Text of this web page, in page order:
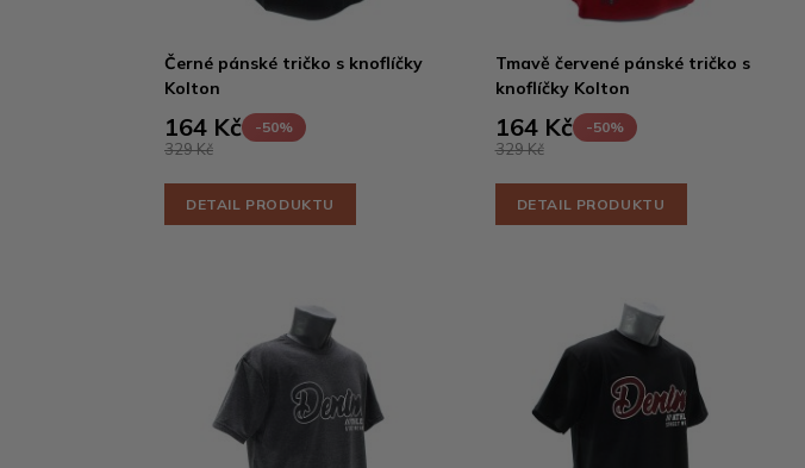
Černé pánské tričko s knoflíčky
Kolton
164 Kč -50%
329 Kč
DETAIL PRODUKTU
Tmavě červené pánské tričko s
knoflíčky Kolton
164 Kč -50%
329 Kč
DETAIL PRODUKTU